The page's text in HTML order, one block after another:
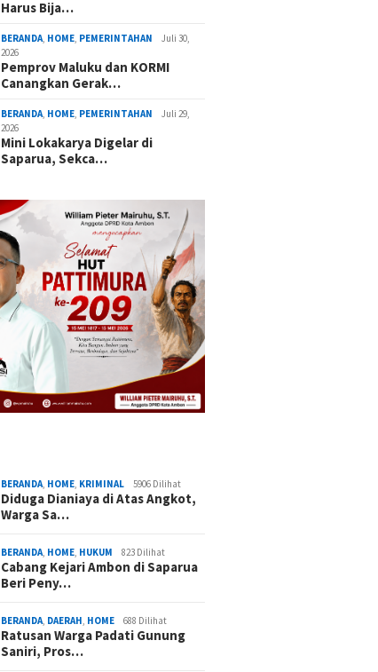
Harus Bija…
BERANDA, HOME, PEMERINTAHAN
Juli 30,
2026
Pemprov Maluku dan KORMI
Canangkan Gerak…
BERANDA, HOME, PEMERINTAHAN
Juli 29,
2026
Mini Lokakarya Digelar di
Saparua, Sekca…
BERANDA, HOME, KRIMINAL 5906 Dilihat
Diduga Dianiaya di Atas Angkot,
Warga Sa…
BERANDA, HOME, HUKUM 823 Dilihat
Cabang Kejari Ambon di Saparua
Beri Peny…
BERANDA, DAERAH, HOME 688 Dilihat
Ratusan Warga Padati Gunung
Saniri, Pros…